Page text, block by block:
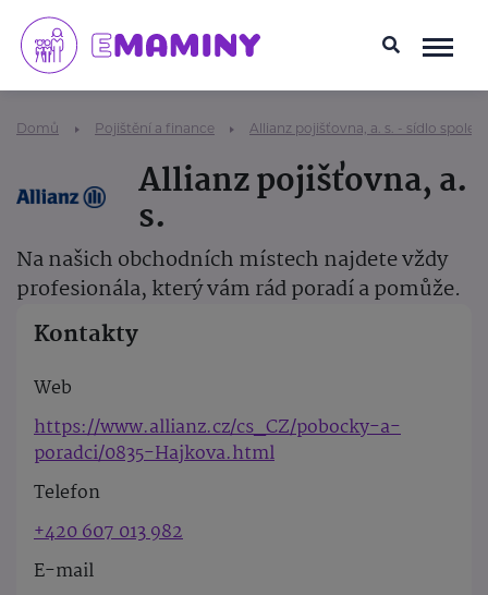
Domů Pojištění a finance Allianz pojišťovna, a. s. - sídlo
Allianz pojišťovna, a.
s.
Na našich obchodních místech najdete vždy
profesionála, který vám rád poradí a pomůže.
Kontakty
Web
https://www.allianz.cz/cs_CZ/pobocky-a-
poradci/0835-Hajkova.html
Telefon
+420 607 013 982
E-mail